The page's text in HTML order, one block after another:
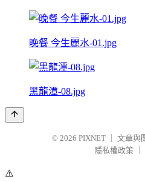
晚餐 今生麗水-01.jpg
黑龍潭-08.jpg
© 2026 PIXNET
文章與
隱私權政策
⚠️